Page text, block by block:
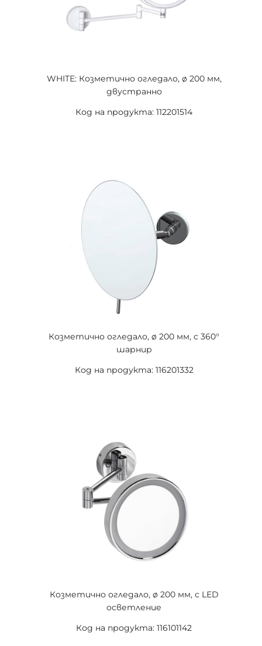
WHITE: Козметично огледало, ø 200 мм,
двустранно
Код на продукта: 112201514
Козметично огледало, ø 200 мм, с 360°
шарнир
Код на продукта: 116201332
Козметично огледало, ø 200 мм, с LED
осветление
Код на продукта: 116101142